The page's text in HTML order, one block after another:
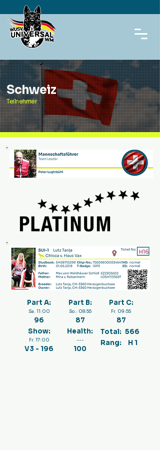
Schweiz
Teilnehmer
H16
Part A:
Sa. 11:00
96
Part B:
So.: 08:55
87
Part C:
Fr. 09:55
87
Show:
Fr. 17:00
V3 - 196
Total: 566
Health:
---
100
Rang: H 1